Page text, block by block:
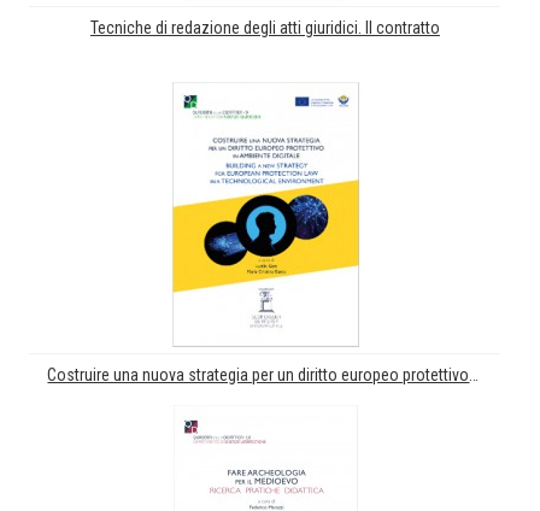
Tecniche di redazione degli atti giuridici. Il contratto